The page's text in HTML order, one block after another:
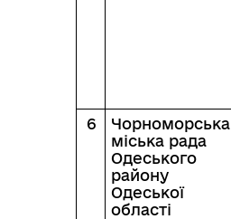
6
Чорноморська
міська рада
Одеського
району
Одеської
області